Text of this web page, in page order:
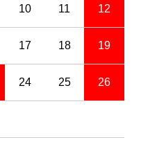
10 11 12
17 18 19
24 25 26